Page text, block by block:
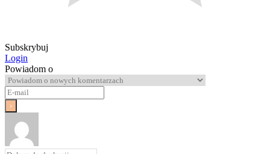
Subskrybuj
Login
Powiadom o